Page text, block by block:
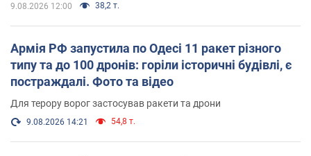
9.08.2026 12:00 38,2 т.
Армія РФ запустила по Одесі 11 ракет різного
типу та до 100 дронів: горіли історичні будівлі, є
постраждалі. Фото та відео
Для терору ворог застосував ракети та дрони
9.08.2026 14:21 54,8 т.